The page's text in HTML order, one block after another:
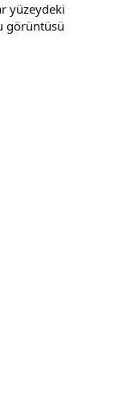
yüzeydeki
görüntüsü